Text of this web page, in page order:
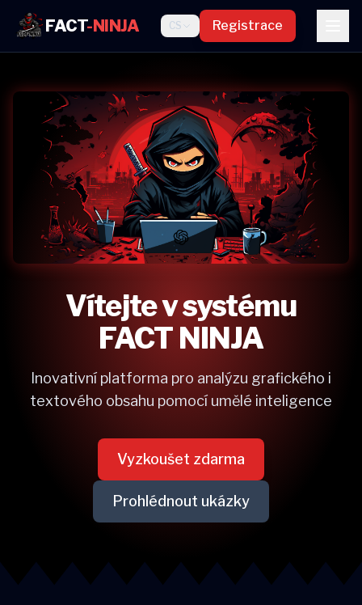
FACT-NINJA CS Registrace
Vítejte v systému
FACT NINJA
Inovativní platforma pro analýzu grafického i
textového obsahu pomocí umělé inteligence
Vyzkoušet zdarma
Prohlédnout ukázky